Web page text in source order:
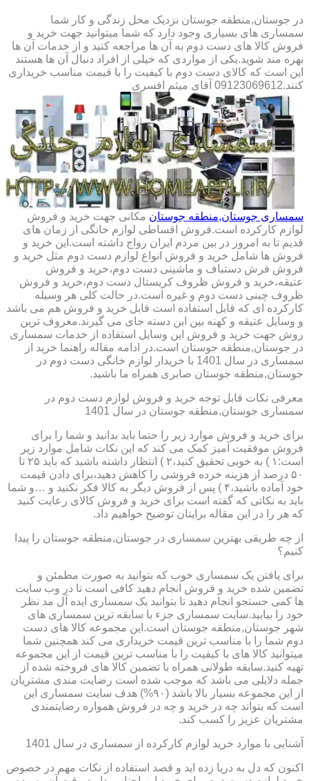
در جوستان,منطقه جوستان نزدیک محل زندگی و کار شما
سمساری های بسیاری وجود دارد که شما میتوانید جهت خرید و
فروش کالا های دست دوم به آن ها مراجعه کنید و از خدمات آن ها
بهره مند شوید.یکی از مواردی که خیلی از افراد دنبال آن ها هستند
این است که کالای دست دوم با کیفیت را با قیمت مناسب خریداری
کنند.09123069612 آقای میثم افسری
سمساری جوستان,منطقه جوستان مکانی جهت خرید و فروش
لوازم کارکرده است.فروش اقساطی لوازم خانگی از زمان های
قدیم تا به امروز در بین مردم ایران رواج داشته است.این خرید و
فروش ها شامل خرید و فروش انواع لوازم دست دوم مثل خرید و
فروش فرش دستباف و ماشینی دست دوم،خرید و فروش
عتیقه،خرید و فروش ظروف کریستال دست دوم،خرید و فروش
ظروف چینی دست دوم و غیره است.در حالت کلی هر وسیله
کارکرده ای که قابل استفاده است قابل خرید و فروش هم می باشد
و وسایل عتیقه و کهنه بین این دسته جای می گیرند.معروف ترین
روش جهت خرید و فروش این وسایل استفاده از خدمات سمساری
در جوستان,منطقه جوستان است.در ادامه مقاله راهنما خرید از
سمساری در سال 1401 با خریدار لوازم خانگی دست دوم در
جوستان,منطقه جوستان صابری همراه ما باشید.
معرفی نکات قابل توجه خرید و فروش لوازم دست دوم در
سمساری جوستان,منطقه جوستان در سال 1401
برای خرید و فروش موارد زیر را حتما باید بدانید و شما را برای
فروش موفقیت آمیز کمک می کند که این نکات شامل موارد زیر
است:۱ ) به خوبی تحقیق کنید،۲ ) انتظار داشته باشید که باید ۲۵ تا
۵۰ درصد از هزینه خرده فروشی را کاهش دهید،برای دادن قیمت
خود آماده باشید،۴ ) پس از فروش دیگر به کالا فکر نکنید و …و شما
باید به نکاتی که گفته است برای خرید و فروش کالای رعایت کنید
که هر را در این مقاله برایتان توضیح خواهیم داد.
از چه طریقی بهترین سمساری در جوستان,منطقه جوستان را پیدا
کنیم؟
برای یافتن یک سمساری خوب که بتوانید به صورت مطمئن و
تضمین شده خرید و فروش انجام دهید کافی است تا در وب سایت
ها کمی جستجو انجام دهید تا بتوانید یک سمساری ایده آل مد نظر
خود را بیابید.سایت سمساری جزء با سابقه ترین سمساری های
شهر جوستان,منطقه جوستان است.این مجموعه کالا های دست
دوم شما را با مناسب ترین قیمت خریداری می کند همچنین شما
میتوانید کالا های با کیفیت را با مناسب ترین قیمت از این مجموعه
تهیه کنید.سابقه طولانی همراه با تضمین کالا های فروخته شده از
جمله دلایلی می باشد که موجب شده است رضایت مندی مشتریان
از این مجموعه بسیار بالا باشد (۹۰%) هدف سایت سمساری این
است که بتواند چه در خرید و چه در فروش همواره رضایتمندی
مشتریان عزیز را کسب کند.
آشنایی با موارد خرید لوازم کارکرده از سمساری در سال 1401
اکنون که دل به دریا زده اید و قصد استفاده از نکات مهم در خصوص